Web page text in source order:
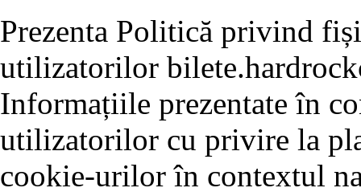
Prezenta Politică privind
utilizatorilor
Informațiile prezentate în
utilizatorilor cu privire la
cookie-urilor în contextul